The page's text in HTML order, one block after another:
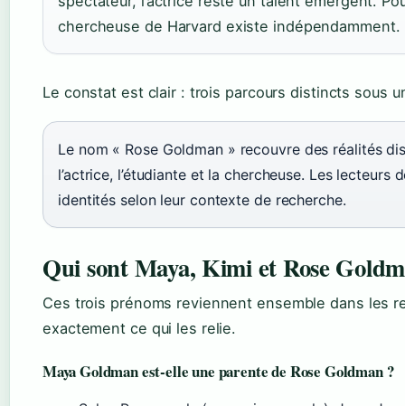
chercheuse de Harvard existe indépendamment.
Le constat est clair : trois parcours distincts sous
Le nom « Rose Goldman » recouvre des réalités
l’actrice, l’étudiante et la chercheuse. Les
identités selon leur contexte de recherche.
Qui sont Maya, Kimi et Rose
Ces trois prénoms reviennent ensemble dans les
exactement ce qui les relie.
Maya Goldman est-elle une parente de Rose Goldman ?